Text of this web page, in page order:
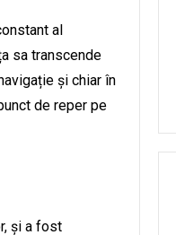
al
sa transcende
și chiar în
de reper pe
și a fost